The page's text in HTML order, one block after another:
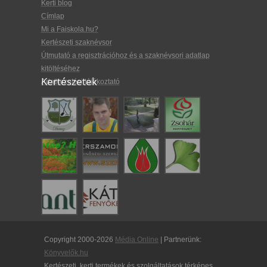
Kerti blog
Címlap
Mi a Faiskola.hu?
Kertészeti szaknévsor
Útmutató a regisztrációhoz és a szaknévsori adatlap
kitöltéséhez
Adatkezelési tájékoztató
Kertészetek
Copyright 2000-2026 Média Online | Partnerünk:
Könyvelők.hu